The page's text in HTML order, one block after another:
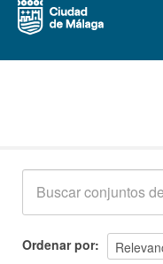
Ordenar por